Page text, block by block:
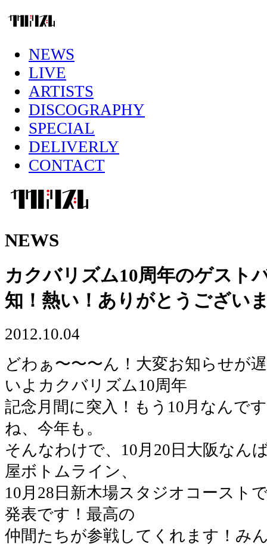
NEWS
LIVE
ARTISTS
DISCOGRAPHY
SPECIAL
DELIVERLY
CONTACT
NEWS
カクバリズム10周年のゲスト
知！熱い！ありがとうござい
2012.10.04
どわぁ〜〜〜ん！大変お知らせが
いよカクバリズム10周年
記念月間に突入！もう10月なんで
ね、今年も。
そんなわけで、10月20日大阪なん
屋ボトムライン、
10月28日新木場スタジオコースト
発表です！最高の
仲間たちが参戦してくれます！み